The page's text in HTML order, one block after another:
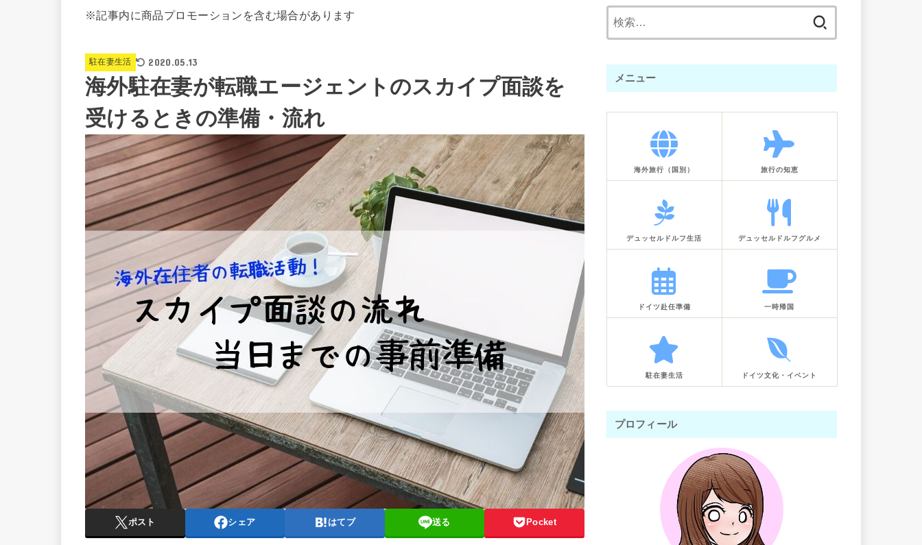
※記事内に商品プロモーションを含む場合があります
駐在妻生活 2020.05.13
海外駐在妻が転職エージェントのスカイプ面談を
受けるときの準備・流れ
ポスト シェア はてブ 送る Pocket
メニュー
海外旅行（国別） 旅行の知恵
デュッセルドルフ生活 デュッセルドルフグルメ
ドイツ赴任準備 一時帰国
駐在妻生活 ドイツ文化・イベント
プロフィール